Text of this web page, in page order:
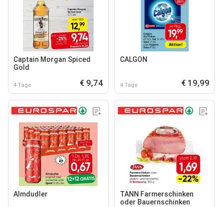
Captain Morgan Spiced
Gold
4 Tage € 9,74
CALGON
4 Tage € 19,99
Almdudler
TANN Farmerschinken
oder Bauernschinken